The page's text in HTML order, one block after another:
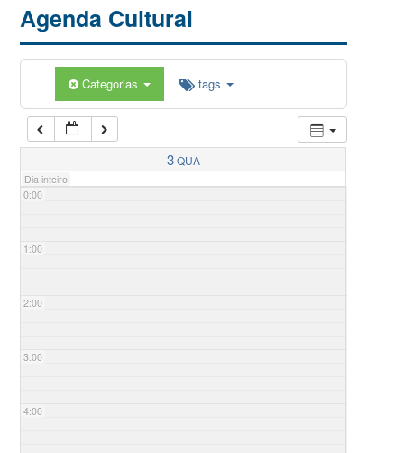
Agenda Cultural
Categorias tags
3QUA
Dia inteiro
0:00
1:00
2:00
3:00
4:00